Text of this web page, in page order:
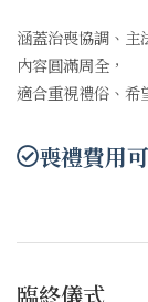
涵蓋治喪協調、主
內容圓滿周全，
適合重視禮俗、希
喪禮費用
臨終儀式